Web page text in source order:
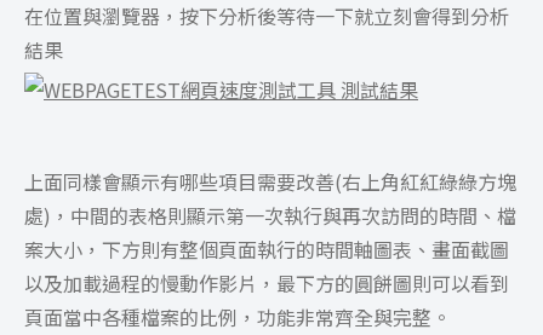
在位置與瀏覽器，按下分析後等待一下就立刻會得到分析
結果
上面同樣會顯示有哪些項目需要改善(右上角紅紅綠綠方塊
處)，中間的表格則顯示第一次執行與再次訪問的時間、檔
案大小，下方則有整個頁面執行的時間軸圖表、畫面截圖
以及加載過程的慢動作影片，最下方的圓餅圖則可以看到
頁面當中各種檔案的比例，功能非常齊全與完整。